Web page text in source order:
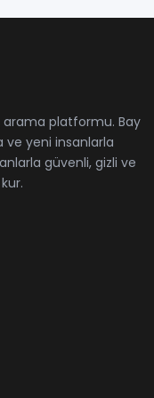
arama platformu. Bay
yeni insanlarla
güvenli, gizli ve